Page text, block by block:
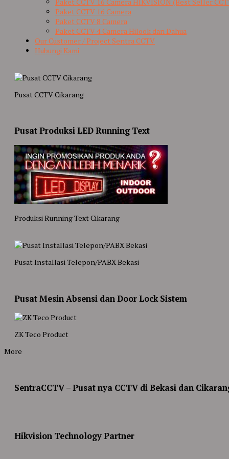
Paket CCTV 16 Camera
Paket CCTV 8 Camera
Paket CCTV 4 Camera Hilook dan Dahua
Our Customer / Project Sentra CCTV
Hubungi Kami
Pusat CCTV Cikarang
Pusat Produksi LED Running Text
Produksi Running Text Cikarang
Pusat Installasi Telepon/PABX Bekasi
Pusat Mesin Absensi dan Door Lock Sistem
ZK Teco Product
More
SentraCCTV – Pusat nya CCTV di Bekasi dan
Hikvision Technology Partner